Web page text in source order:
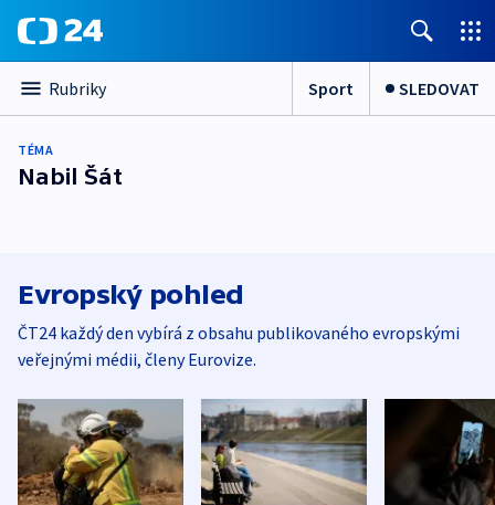
Rubriky Sport SLEDOVAT
TÉMA
Nabil Šát
Evropský pohled
ČT24 každý den vybírá z obsahu publikovaného evropskými
veřejnými médii, členy Eurovize.